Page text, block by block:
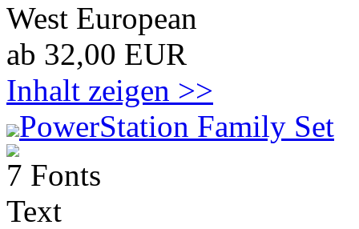
West European
ab 32,00 EUR
Inhalt zeigen >>
PowerStation Family Set
7 Fonts
Text